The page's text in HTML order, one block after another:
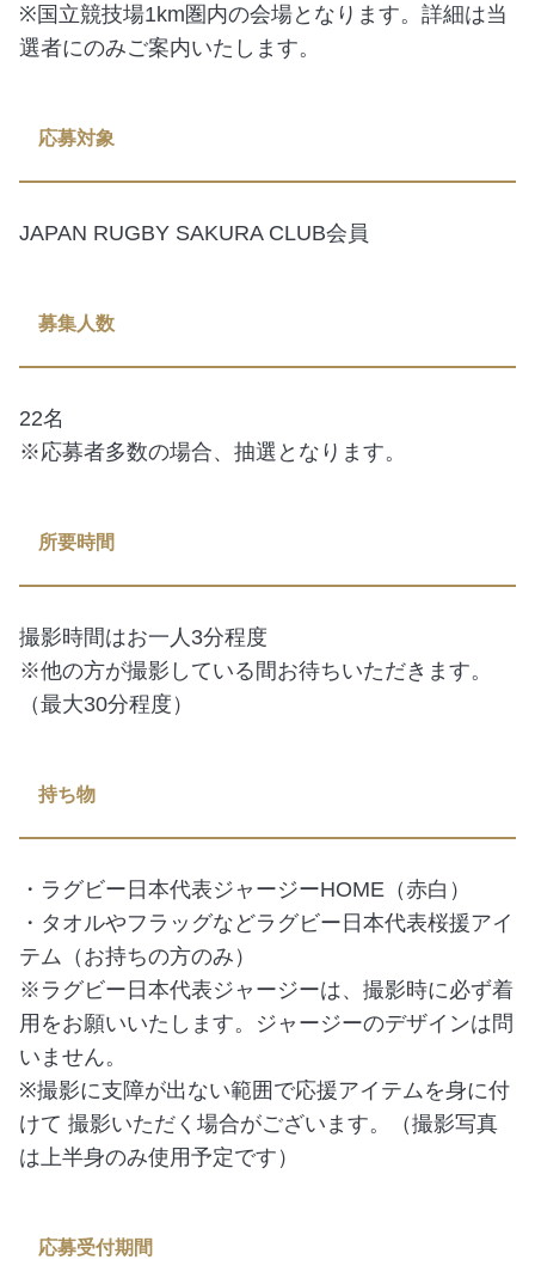
※国立競技場1km圏内の会場となります。詳細は当
選者にのみご案内いたします。
応募対象
JAPAN RUGBY SAKURA CLUB会員
募集人数
22名
※応募者多数の場合、抽選となります。
所要時間
撮影時間はお一人3分程度
※他の方が撮影している間お待ちいただきます。
（最大30分程度）
持ち物
・ラグビー日本代表ジャージーHOME（赤白）
・タオルやフラッグなどラグビー日本代表桜援アイ
テム（お持ちの方のみ）
※ラグビー日本代表ジャージーは、撮影時に必ず着
用をお願いいたします。ジャージーのデザインは問
いません。
※撮影に支障が出ない範囲で応援アイテムを身に付
けて 撮影いただく場合がございます。（撮影写真
は上半身のみ使用予定です）
応募受付期間